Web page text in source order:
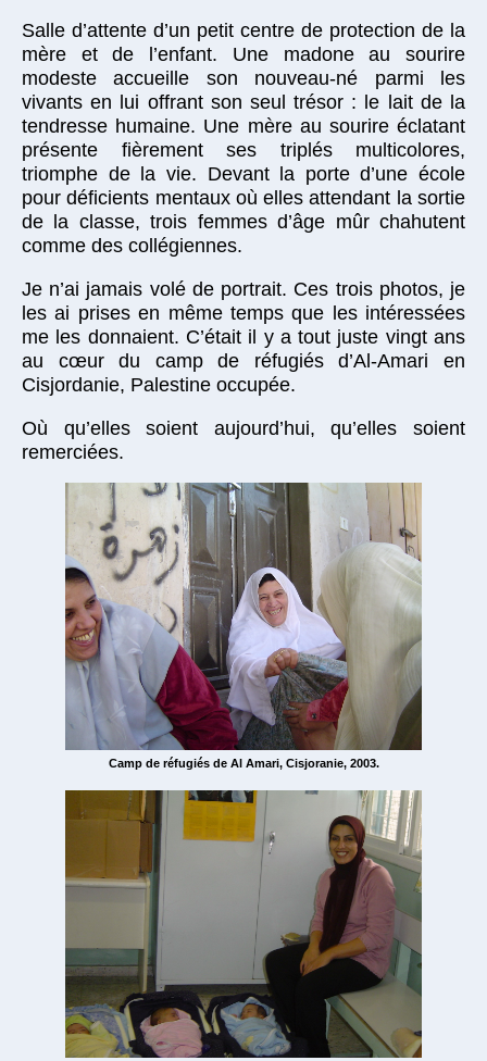
Salle d’attente d’un petit centre de protection de la
mère et de l’enfant. Une madone au sourire
modeste accueille son nouveau-né parmi les
vivants en lui offrant son seul trésor : le lait de la
tendresse humaine. Une mère au sourire éclatant
présente fièrement ses triplés multicolores,
triomphe de la vie. Devant la porte d’une école
pour déficients mentaux où elles attendant la sortie
de la classe, trois femmes d’âge mûr chahutent
comme des collégiennes.
Je n’ai jamais volé de portrait. Ces trois photos, je
les ai prises en même temps que les intéressées
me les donnaient. C’était il y a tout juste vingt ans
au cœur du camp de réfugiés d’Al-Amari en
Cisjordanie, Palestine occupée.
Où qu’elles soient aujourd’hui, qu’elles soient
remerciées.
Camp de réfugiés de Al Amari, Cisjoranie, 2003.